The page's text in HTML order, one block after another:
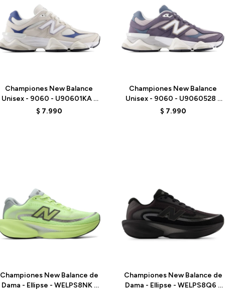
Championes New Balance
Unisex - 9060 - U90601KA -
BEIGE/AZUL
$ 7.990
Championes New Balance
Unisex - 9060 - U9060528 -
PURPLE
$ 7.990
Championes New Balance de
Dama - Ellipse - WELPS8NK -
Championes New Balance de
Dama - Ellipse - WELPS8Q6 -